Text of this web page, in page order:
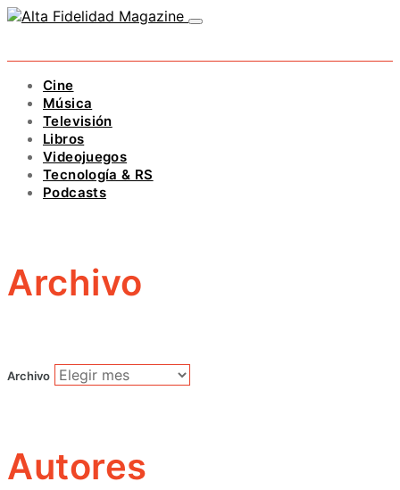
Cine
Música
Televisión
Libros
Videojuegos
Tecnología & RS
Podcasts
Archivo
Archivo
Autores